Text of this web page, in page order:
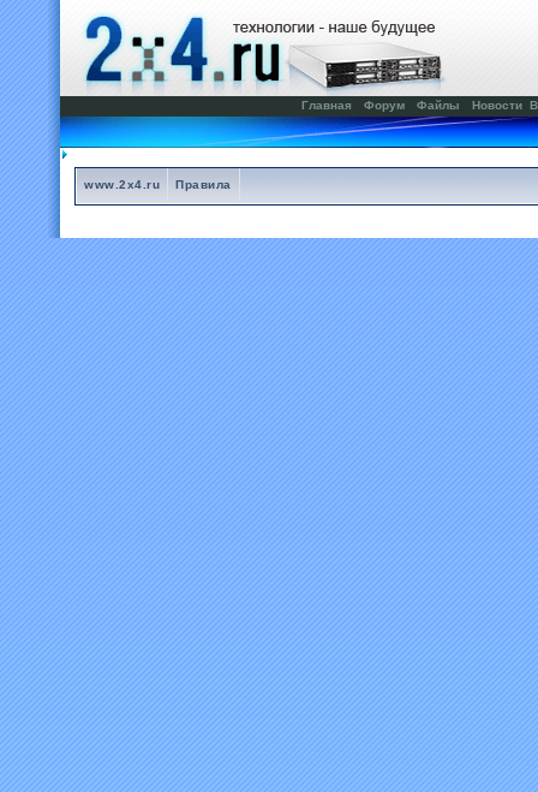
Главная Форум Файлы Новости
www.2x4.ru Правила